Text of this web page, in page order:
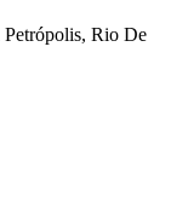
Petrópolis, Rio De